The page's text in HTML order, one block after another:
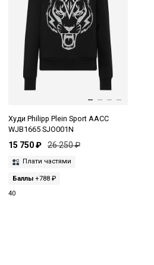
Худи Philipp Plein Sport AACC
WJB1665 SJO001N
15 750 ₽ 26 250 ₽
Плати частями
Баллы +788 ₽
40